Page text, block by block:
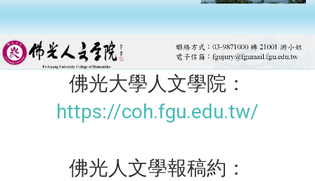
佛光大學人文學院：
https://coh.fgu.edu.tw/
佛光人文學報稿約：